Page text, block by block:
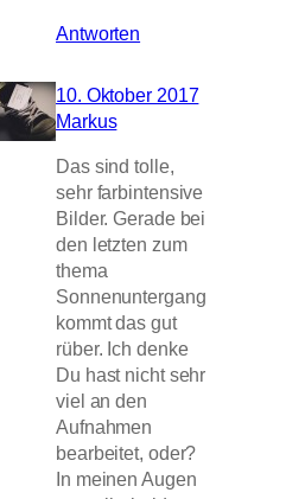
Antworten
10. Oktober 2017
Markus
Das sind tolle,
sehr farbintensive
Bilder. Gerade bei
den letzten zum
thema
Sonnenuntergang
kommt das gut
rüber. Ich denke
Du hast nicht sehr
viel an den
Aufnahmen
bearbeitet, oder?
In meinen Augen